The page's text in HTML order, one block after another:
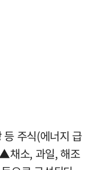
주식(에너지 급
채소, 과일, 해조